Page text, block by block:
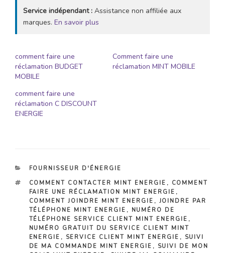
Service indépendant : Assistance non affiliée aux
marques. En savoir plus
comment faire une
réclamation BUDGET
MOBILE
Comment faire une
réclamation MINT MOBILE
comment faire une
réclamation C DISCOUNT
ENERGIE
CATÉGORIES
FOURNISSEUR D'ÉNERGIE
ÉTIQUETTES
COMMENT CONTACTER MINT ENERGIE , COMMENT
FAIRE UNE RÉCLAMATION MINT ENERGIE ,
COMMENT JOINDRE MINT ENERGIE , JOINDRE PAR
TÉLÉPHONE MINT ENERGIE , NUMÉRO DE
TÉLÉPHONE SERVICE CLIENT MINT ENERGIE ,
NUMÉRO GRATUIT DU SERVICE CLIENT MINT
ENERGIE , SERVICE CLIENT MINT ENERGIE , SUIVI
DE MA COMMANDE MINT ENERGIE , SUIVI DE MON